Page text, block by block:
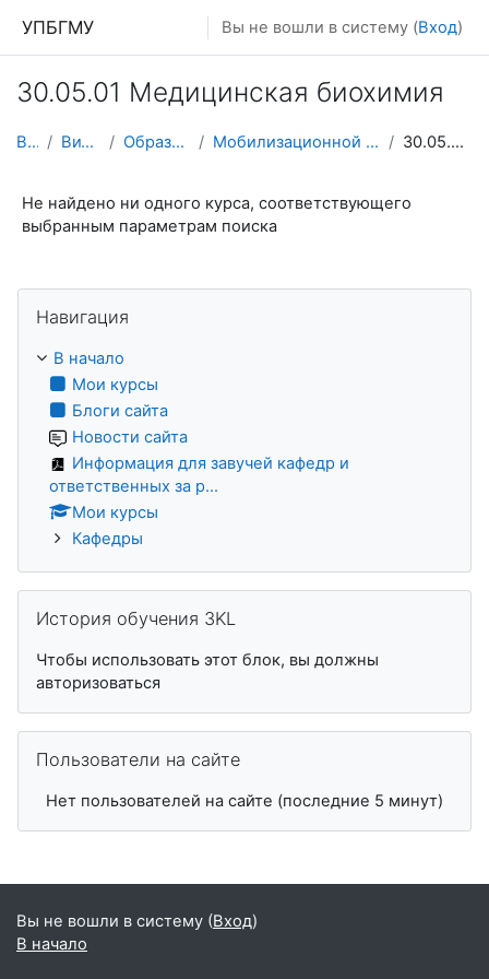
УПБГМУ Вы не вошли в систему (Вход)
30.05.01 Медицинская биохимия
В начало Витрина курсов 3KL Образование 2025-2026 уч.год Мобилизационной подготовки здравоохранения и медицины катастроф 30.05.01 Медицинская биохимия
Не найдено ни одного курса, соответствующего
выбранным параметрам поиска
Навигация
В начало
Мои курсы
Блоги сайта
Новости сайта
Информация для завучей кафедр и
ответственных за р...
Мои курсы
Кафедры
История обучения 3KL
Чтобы использовать этот блок, вы должны
авторизоваться
Пользователи на сайте
Нет пользователей на сайте (последние 5 минут)
Вы не вошли в систему (Вход)
В начало